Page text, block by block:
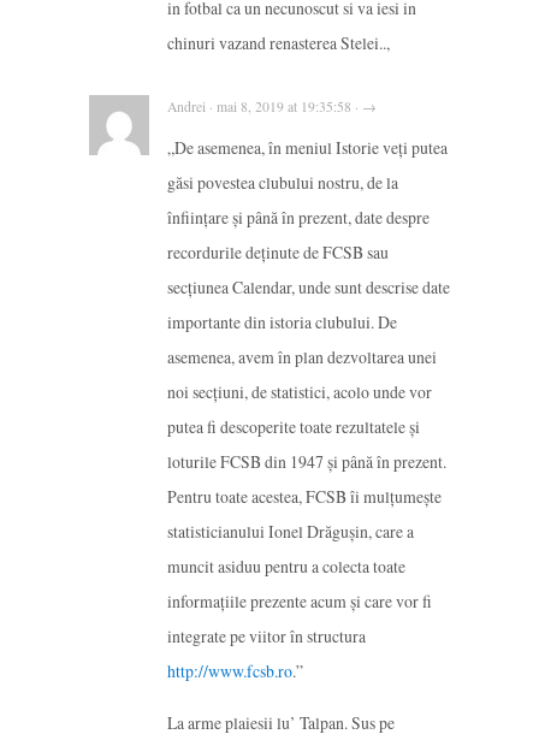
in fotbal ca un necunoscut si va iesi in
chinuri vazand renasterea Stelei..,
Andrei · mai 8, 2019 at 19:35:58 · →
„De asemenea, în meniul Istorie veți putea
găsi povestea clubului nostru, de la
înființare și până în prezent, date despre
recordurile deținute de FCSB sau
secțiunea Calendar, unde sunt descrise date
importante din istoria clubului. De
asemenea, avem în plan dezvoltarea unei
noi secțiuni, de statistici, acolo unde vor
putea fi descoperite toate rezultatele și
loturile FCSB din 1947 și până în prezent.
Pentru toate acestea, FCSB îi mulțumește
statisticianului Ionel Drăgușin, care a
muncit asiduu pentru a colecta toate
informațiile prezente acum și care vor fi
integrate pe viitor în structura
http://www.fcsb.ro.”
La arme plaiesii lu’ Talpan. Sus pe